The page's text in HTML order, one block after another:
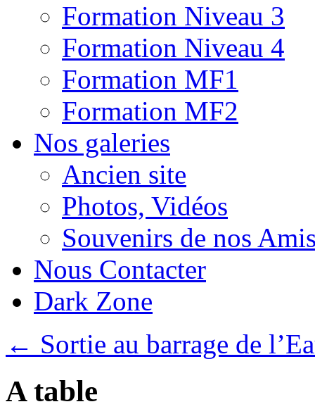
Formation Niveau 3
Formation Niveau 4
Formation MF1
Formation MF2
Nos galeries
Ancien site
Photos, Vidéos
Souvenirs de nos
Nous Contacter
Dark Zone
← Sortie au barrage de
A table